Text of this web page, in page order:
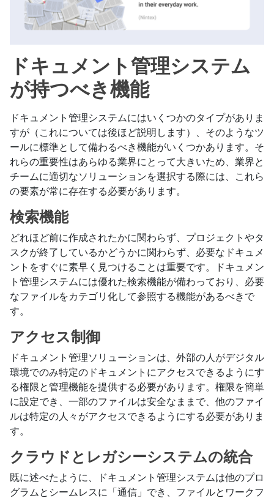
ドキュメント管理システム
が持つべき機能
ドキュメント管理システムにはいくつかのタイプがありま
すが（これについては後ほど説明します）、そのようなツ
ールに標準として備わるべき機能がいくつかあります。そ
れらの重要性はあらゆる業界にとって大きいため、業界と
チームに適切なソリューションを選択する際には、これら
の要素が常に存在する必要があります。
検索機能
どれほど前に作成されたかに関わらず、プロジェクトやタ
スクが終了しているかどうかに関わらず、必要なドキュメ
ントをすぐに素早く見つけることは重要です。ドキュメン
ト管理システムには優れた検索機能が備わっており、必要
なファイルをカテゴリ化して参照する機能があるべきで
す。
アクセス制御
ドキュメント管理ソリューションは、外部の人がデジタル
環境でのみ特定のドキュメントにアクセスできるようにす
る権限と管理機能を提供する必要があります。権限を簡単
に設定でき、一部のファイルは安全なままで、他のファイ
ルは特定の人々がアクセスできるようにする必要がありま
す。
クラウドとレガシーシステムの統合
既に述べたように、ドキュメント管理システムは他のプロ
グラムとシームレスに「通信」でき、ファイルとワークフ